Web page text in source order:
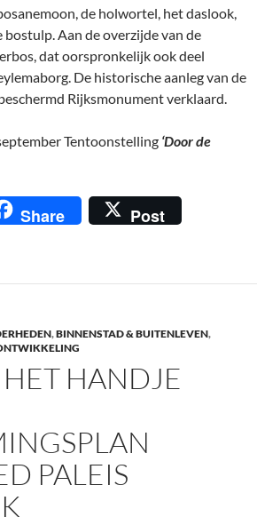
de holwortel, het daslook,
Aan de overzijde van de
dat oorspronkelijk ook deel
De historische aanleg van de
Rijksmonument verklaard.
Tentoonstelling ‘Door de
Share Post
,BINNENSTAD & BUITENLEVEN,
HANDJE
PALEIS